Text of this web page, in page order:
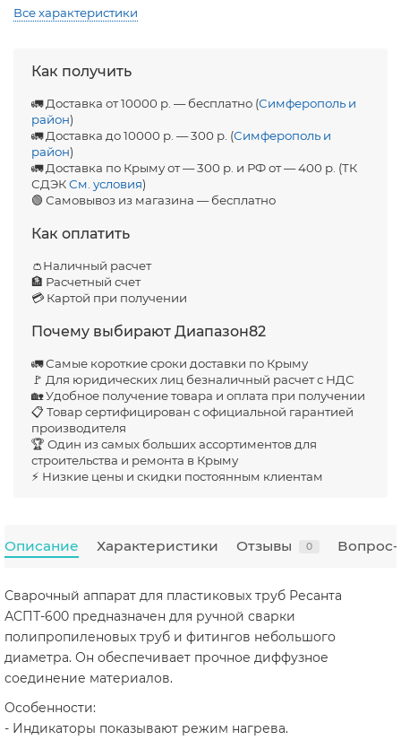
Все характеристики
Как получить
🚛 Доставка от 10000 р. — бесплатно (Симферополь и
район)
🚛 Доставка до 10000 р. — 300 р. (Симферополь и
район)
🚛 Доставка по Крыму от — 300 р. и РФ от — 400 р. (ТК
СДЭКСм. условия)
🟢 Самовывоз из магазина — бесплатно
Как оплатить
👛Наличный расчет
🏦 Расчетный счет
💳 Картой при получении
Почему выбирают Диапазон82
🚛 Самые короткие сроки доставки по Крыму
🚩 Для юридических лиц безналичный расчет с НДС
🏡 Удобное получение товара и оплата при получении
📋 Товар сертифицирован с официальной гарантией
производителя
🏆 Один из самых больших ассортиментов для
строительства и ремонта в Крыму
⚡ Низкие цены и скидки постоянным клиентам
Описание Характеристики Отзывы 0 Вопрос-
Сварочный аппарат для пластиковых труб Ресанта
АСПТ-600 предназначен для ручной сварки
полипропиленовых труб и фитингов небольшого
диаметра. Он обеспечивает прочное диффузное
соединение материалов.
Особенности:
- Индикаторы показывают режим нагрева.